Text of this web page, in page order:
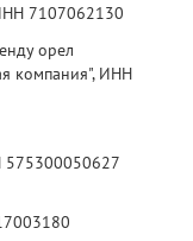
7107062130
компания", ИНН
575300050627